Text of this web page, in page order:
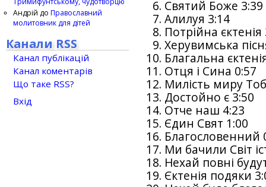
Святий Боже 3:39
Алилуя 3:14
Потрійна єктенія
Херувимська
Благальна
Отця і Сина 0:57
Милість миру
Достойно є 3:50
Отче наш 4:23
Єдин Свят 1:00
Благословенний
Ми бачили Світ
Нехай повні
Єктенія подяки
Андрій до Православний
молитовник для дітей
Канали RSS
Канал публікацій
Канал коментарів
Що таке RSS?
Вхід